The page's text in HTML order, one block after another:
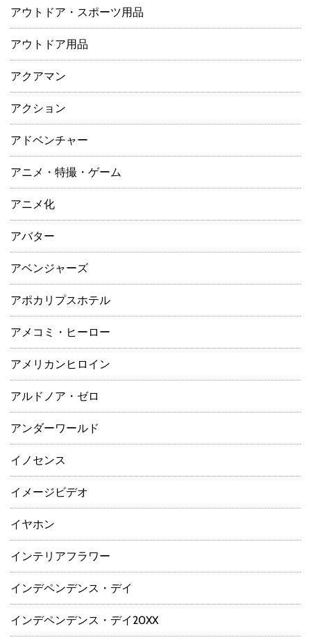
アウトドア・スポーツ用品
アウトドア用品
アクアマン
アクション
アドベンチャー
アニメ・特撮・ゲーム
アニメ化
アバター
アベンジャーズ
アポカリプスホテル
アメコミ・ヒーロー
アメリカンヒロイン
アルドノア・ゼロ
アンダーワールド
イノセンス
イメージビデオ
イヤホン
インテリアフラワー
インデペンデンス・デイ
インデペンデンス・デイ20XX